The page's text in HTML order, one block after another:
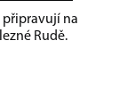
připravují na
Rudě.